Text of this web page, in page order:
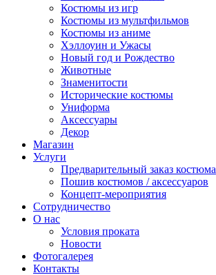
Костюмы из игр
Костюмы из мультфильмов
Костюмы из аниме
Хэллоуин и Ужасы
Новый год и Рождество
Животные
Знаменитости
Исторические костюмы
Униформа
Аксессуары
Декор
Магазин
Услуги
Предварительный заказ костюма
Пошив костюмов / аксессуаров
Концепт-мероприятия
Сотрудничество
О нас
Условия проката
Новости
Фотогалерея
Контакты